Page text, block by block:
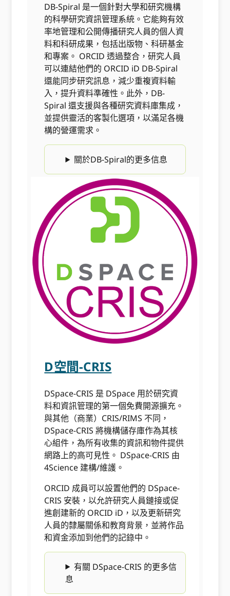
DB-Spiral 是一個針對大學和研究機構
的科學研究資訊管理系統。它能夠有效
率地管理和公開傳播研究人員的個人資
料和科研成果，包括出版物、科研基金
和專案。 ORCID 透過整合，研究人員
可以連結他們的 ORCID iD DB-Spiral
還能同步研究訊息，減少重複資料輸
入，提升資料準確性。此外，DB-
Spiral 還支援與各種研究資料庫集成，
並提供靈活的客製化選項，以滿足各機
構的營運需求。
關於DB-Spiral的更多信息
D空間-CRIS
DSpace-CRIS 是 DSpace 用於研究資
料和資訊管理的第一個免費開源擴充。
與其他（商業）CRIS/RIMS 不同，
DSpace-CRIS 將機構儲存庫作為其核
心組件，為所有收集的資訊和物件提供
網路上的高可見性。 DSpace-CRIS 由
4Science 建構/維護。
ORCID 成員可以設置他們的 DSpace-
CRIS 安裝，以允許研究人員鏈接或促
進創建新的 ORCID iD，以及更新研究
人員的隸屬關係和教育背景，並將作品
和資金添加到他們的記錄中。
有關 DSpace-CRIS 的更多信
息